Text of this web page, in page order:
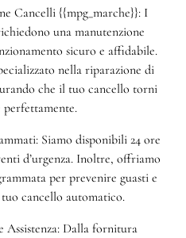
Cancelli {{mpg_marche}}: I
una manutenzione
sicuro e affidabile.
nella riparazione di
che il tuo cancello torni
perfettamente.
Siamo disponibili 24 ore
d’urgenza. Inoltre, offriamo
per prevenire guasti e
cancello automatico.
Assistenza: Dalla fornitura